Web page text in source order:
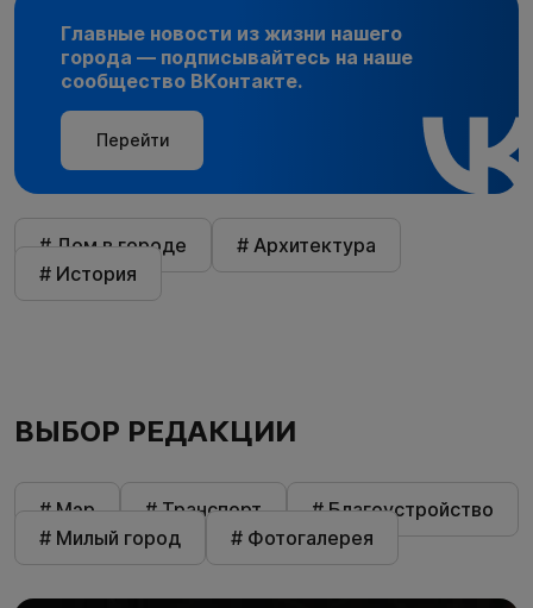
Главные новости из жизни нашего
города — подписывайтесь на наше
сообщество ВКонтакте.
Перейти
# Дом в городе
# Архитектура
# История
ВЫБОР РЕДАКЦИИ
# Мэр # Транспорт
# Благоустройство
# Милый город
# Фотогалерея